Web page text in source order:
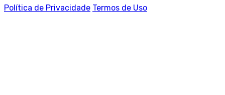
Política de Privacidade Termos de Uso